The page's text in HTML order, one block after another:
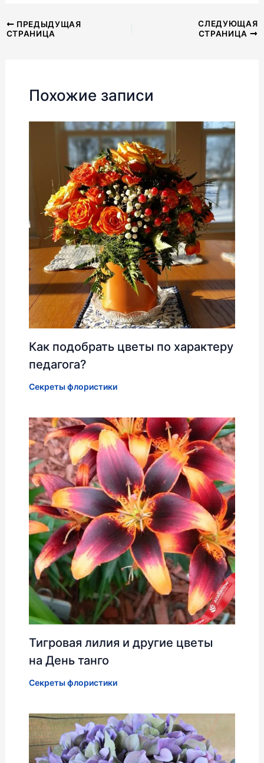
Навигация
по
ПРЕДЫДУЩАЯ
СТРАНИЦА
СЛЕДУЮЩАЯ
СТРАНИЦА
Похожие записи
Как подобрать цветы по характеру
педагога?
Секреты флористики
Тигровая лилия и другие цветы
на День танго
Секреты флористики